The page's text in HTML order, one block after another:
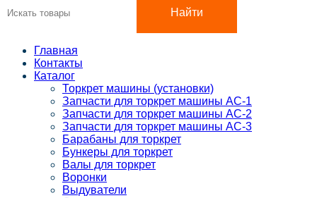
Найти
Главная
Контакты
Каталог
Торкрет машины (установки)
Запчасти для торкрет машины АС-1
Запчасти для торкрет машины АС-2
Запчасти для торкрет машины АС-3
Барабаны для торкрет
Бункеры для торкрет
Валы для торкрет
Воронки
Выдуватели